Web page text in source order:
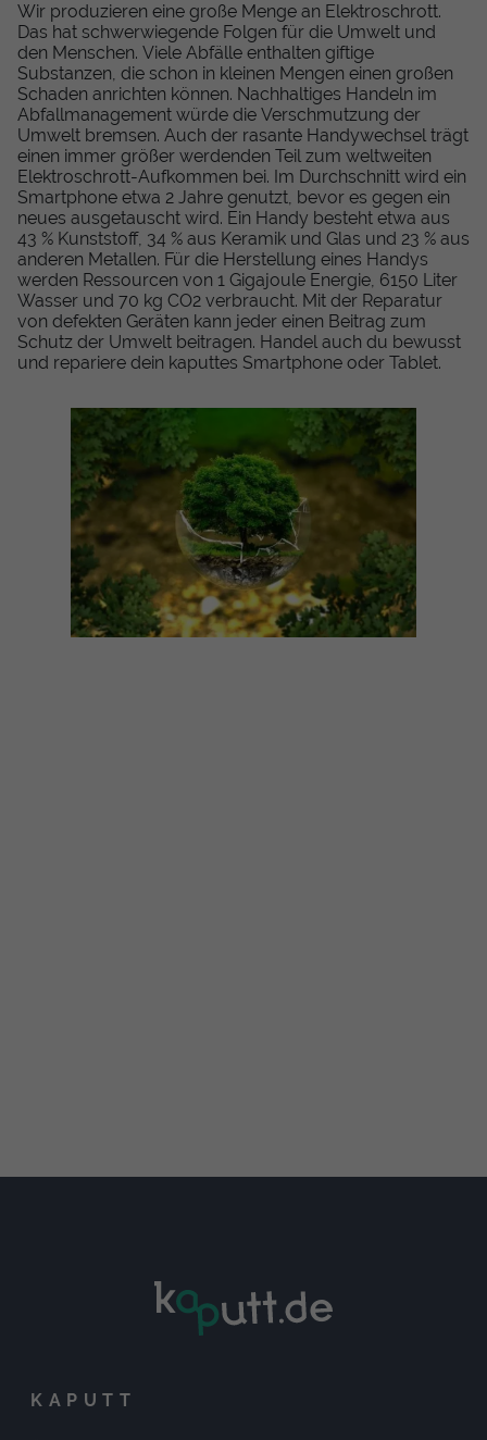
Wir produzieren eine große Menge an Elektroschrott.
Das hat schwerwiegende Folgen für die Umwelt und
den Menschen. Viele Abfälle enthalten giftige
Substanzen, die schon in kleinen Mengen einen großen
Schaden anrichten können. Nachhaltiges Handeln im
Abfallmanagement würde die Verschmutzung der
Umwelt bremsen. Auch der rasante Handywechsel trägt
einen immer größer werdenden Teil zum weltweiten
Elektroschrott-Aufkommen bei. Im Durchschnitt wird ein
Smartphone etwa 2 Jahre genutzt, bevor es gegen ein
neues ausgetauscht wird. Ein Handy besteht etwa aus
43 % Kunststoff, 34 % aus Keramik und Glas und 23 % aus
anderen Metallen. Für die Herstellung eines Handys
werden Ressourcen von 1 Gigajoule Energie, 6150 Liter
Wasser und 70 kg CO2 verbraucht. Mit der Reparatur
von defekten Geräten kann jeder einen Beitrag zum
Schutz der Umwelt beitragen. Handel auch du bewusst
und repariere dein kaputtes Smartphone oder Tablet.
KAPUTT